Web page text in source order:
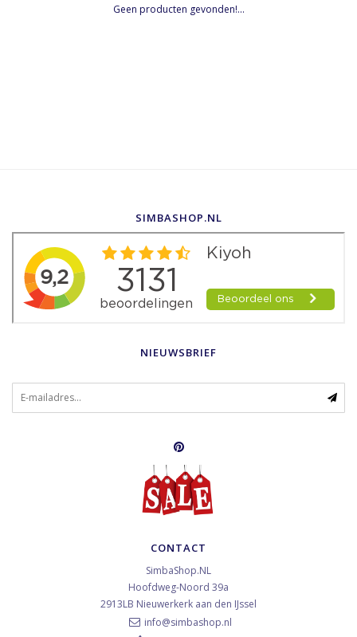
Geen producten gevonden!...
SIMBASHOP.NL
NIEUWSBRIEF
CONTACT
SimbaShop.NL
Hoofdweg-Noord 39a
2913LB Nieuwerkerk aan den IJssel
info@simbashop.nl